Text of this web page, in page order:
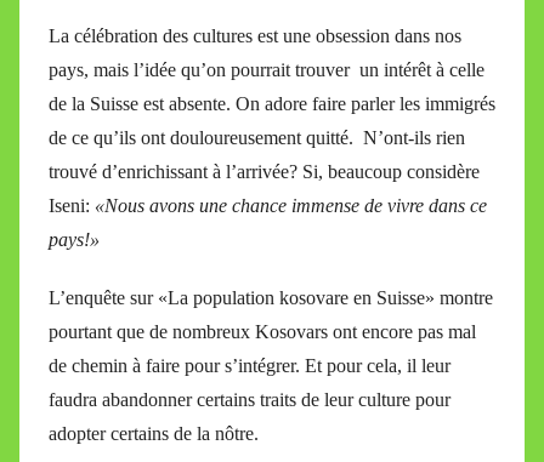
La célébration des cultures est une obsession dans nos
pays, mais l’idée qu’on pourrait trouver un intérêt à celle
de la Suisse est absente. On adore faire parler les immigrés
de ce qu’ils ont douloureusement quitté. N’ont-ils rien
trouvé d’enrichissant à l’arrivée? Si, beaucoup considère
Iseni: «Nous avons une chance immense de vivre dans ce
pays!»
L’enquête sur «La population kosovare en Suisse» montre
pourtant que de nombreux Kosovars ont encore pas mal
de chemin à faire pour s’intégrer. Et pour cela, il leur
faudra abandonner certains traits de leur culture pour
adopter certains de la nôtre.